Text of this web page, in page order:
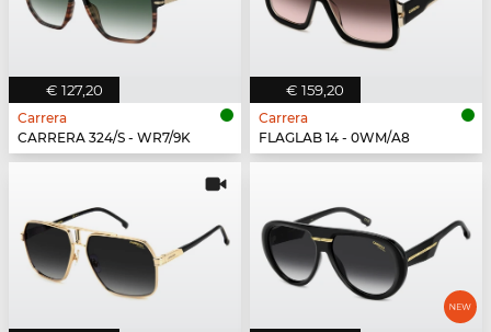
€ 127,20
Carrera
CARRERA 324/S - WR7/9K
€ 159,20
Carrera
FLAGLAB 14 - 0WM/A8